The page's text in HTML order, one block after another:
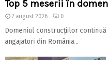
Top 5 meserii în
7 august 2026 0
Domeniul construcțiilor
angajatori din România...